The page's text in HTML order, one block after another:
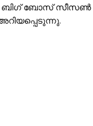
ബോസ് സീസൺ 4